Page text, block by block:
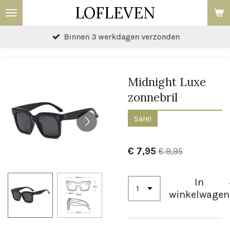
Ga
direct
LOFLEVEN
Binnen 3 werkdagen verzonden
Midnight Luxe
zonnebril
Sale!
€ 7,95 € 9,95
In
winkelwagen